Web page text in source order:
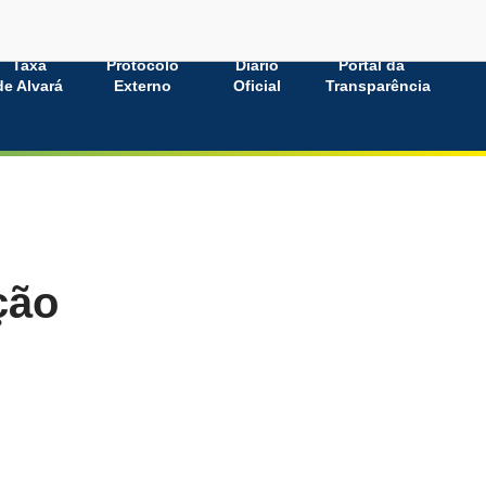
Taxa
Alvará
Protocolo
Externo
Diário
Oficial
Portal da
Transparência